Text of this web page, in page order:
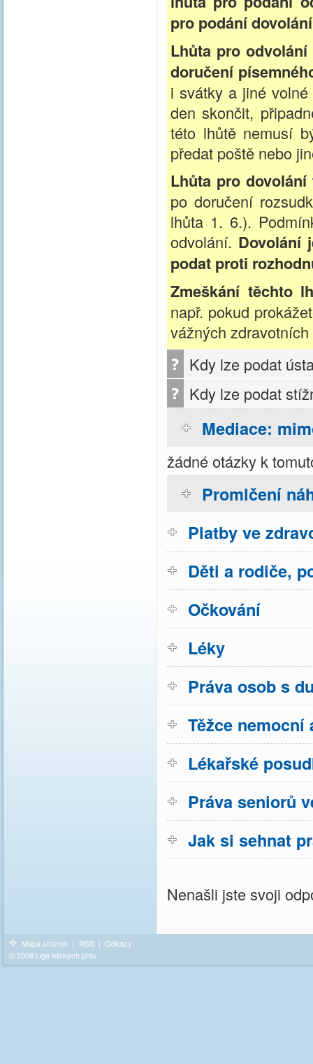
pro podání
Lhůta pro
doručení
i svátky a jiné
den skončit,
této lhůtě nemusí
předat poště nebo
Lhůta pro
po doručení
lhůta 1. 6.).
odvolání. Dovolání
podat proti
Zmeškání těchto
např. pokud
vážných
Kdy lze podat
Kdy lze podat
Mediace:
žádné otázky k
Promlčení
Platby ve
Děti a rodiče,
Očkování
Léky
Práva osob s
Těžce
Lékařské
Práva seniorů
Jak si sehnat
Nenašli jste svoji
Mapa stránek | RSS | Odkazy
© 2008 Liga lidských práv